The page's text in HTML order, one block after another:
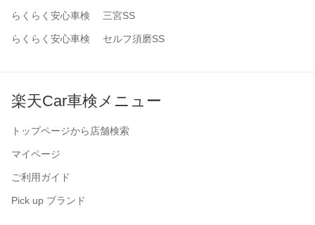
らくらく安心車検 三宮SS
らくらく安心車検 セルフ須磨SS
楽天Car車検メニュー
トップページから店舗検索
マイページ
ご利用ガイド
Pick up ブランド